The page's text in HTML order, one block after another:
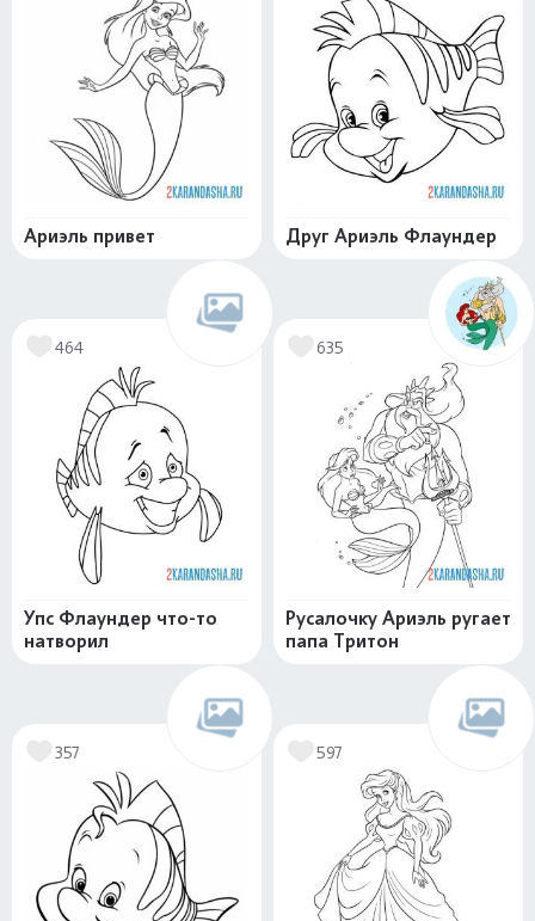
Ариэль привет Друг Ариэль Флаундер
464
Упс Флаундер что-то
натворил
635
Русалочку Ариэль ругает
папа Тритон
357 597